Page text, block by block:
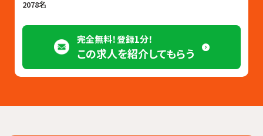
2078名
完全無料！登録1分！
この求人を紹介してもらう